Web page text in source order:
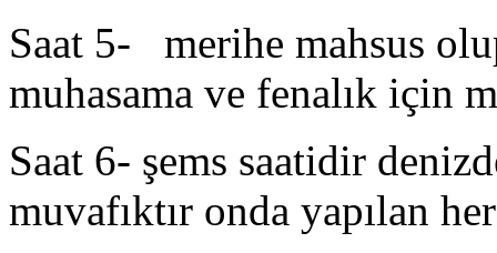
Saat 5- merihe mahsus
muhasama ve fenalık için
Saat 6- şems saatidir
muvafıktır onda yapılan